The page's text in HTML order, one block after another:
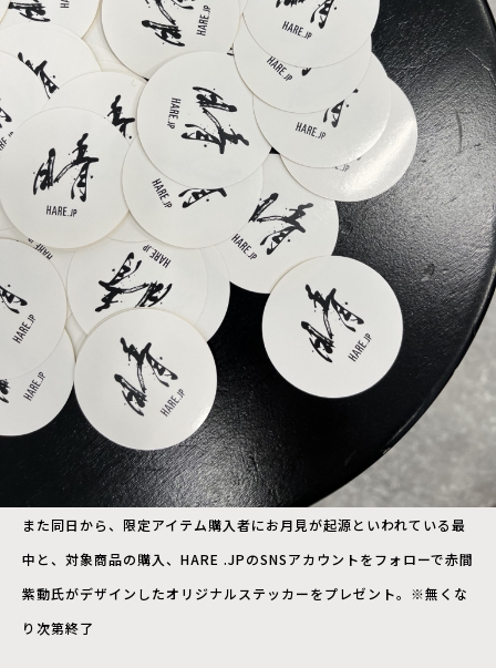
また同日から、限定アイテム購入者にお月見が起源といわれている最
中と、対象商品の購入、HARE .JPのSNSアカウントをフォローで赤間
紫動氏がデザインしたオリジナルステッカーをプレゼント。※無くな
り次第終了